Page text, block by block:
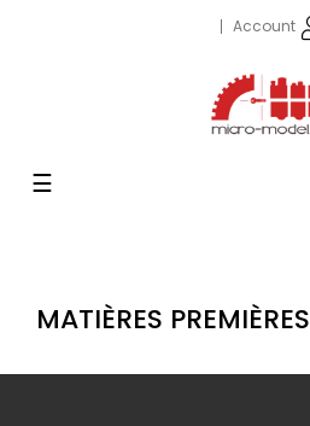
Account
navigazione
☰
MATIÈRES PREMIÈRES